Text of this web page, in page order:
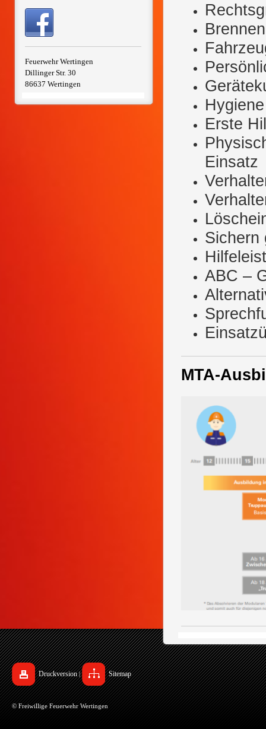
Feuerwehr Wertingen
Dillinger Str. 30
86637 Wertingen
Erste
Einsatz
Sichern
ABC –
MTA-
Druckversion | Sitemap
© Freiwillige Feuerwehr Wertingen